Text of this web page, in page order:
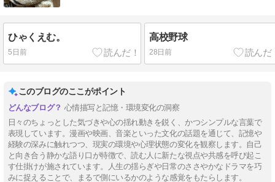
ひゃくえむ。
5日前
高校野球
28日前
このブログのここがポイント
心情描写と記憶・環境変化の洞察
日々のちょっとした気づきや心の揺れ動きを鋭く、かつシンプルな言葉で
表現しています。漫画や映画、音楽といった文化の話題を通じて、記憶や
経験の深みに触れつつ、現実の環境や心理状態の変化を観察します。自己
と向き合う静かな語り口が特徴で、読む人に新たな視点や共感を呼び起こ
す仕掛けが施されています。人生の揺らぎや日常のささやかなドラマを巧
みに捉えることで、まるで側にいるかのような感覚をもたらします。